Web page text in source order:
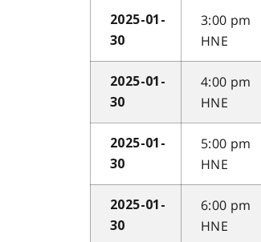
2025-01-
30
3:00 pm
HNE
2025-01-
30
4:00 pm
HNE
2025-01-
30
5:00 pm
HNE
2025-01-
30
6:00 pm
HNE